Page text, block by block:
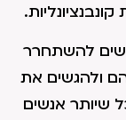
להשתחרר
ולהגשים את
שיותר אנשים